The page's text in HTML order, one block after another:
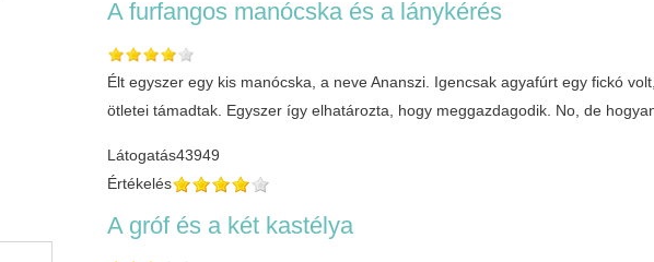
A furfangos manócska és a lánykérés
Élt egyszer egy kis manócska, a neve Ananszi. Igencsak agyafúrt egy fickó
ötletei támadtak. Egyszer így elhatározta, hogy meggazdagodik. No, de
Látogatás43949
Értékelés
A gróf és a két kastélya